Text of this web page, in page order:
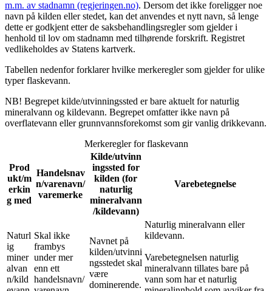
m.m. av stadnamn (regjeringen.no). Dersom det ikke foreligger noe
navn på kilden eller stedet, kan det anvendes et nytt navn, så lenge
dette er godkjent etter de saksbehandlingsregler som gjelder i
henhold til lov om stadnamn med tilhørende forskrift. Registret
vedlikeholdes av Statens kartverk.
Tabellen nedenfor forklarer hvilke merkeregler som gjelder for ulike
typer flaskevann.
NB! Begrepet kilde/utvinningssted er bare aktuelt for naturlig
mineralvann og kildevann. Begrepet omfatter ikke navn på
overflatevann eller grunnvannsforekomst som gir vanlig drikkevann.
Merkeregler for flaskevann
Prod
ukt/m
erkin
g med
Handelsnav
n/varenavn/
varemerke
Kilde/utvinn
ingssted for
kilden (for
naturlig
mineralvann
/kildevann)
Varebetegnelse
Naturl
ig
miner
alvan
n/kild
Skal ikke
frambys
under mer
enn ett
handelsnavn/
Navnet på
kilden/utvinni
ngsstedet skal
være
dominerende.
Naturlig mineralvann eller
kildevann.
Varebetegnelsen naturlig
mineralvann tillates bare på
vann som har et naturlig